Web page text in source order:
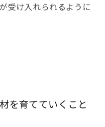
受け入れられるように
を育てていくこと